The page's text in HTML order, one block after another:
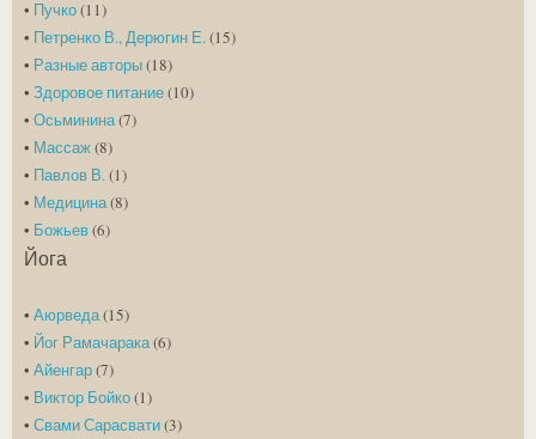
• Пучко(11)
• Петренко В., Дерюгин Е. (15)
• Разные авторы(18)
• Здоровое питание(10)
• Осьминина(7)
• Массаж(8)
• Павлов В. (1)
• Медицина(8)
• Божьев(6)
Йога
• Аюрведа(15)
• Йог Рамачарака(6)
• Айенгар(7)
• Виктор Бойко(1)
• Свами Сарасвати(3)